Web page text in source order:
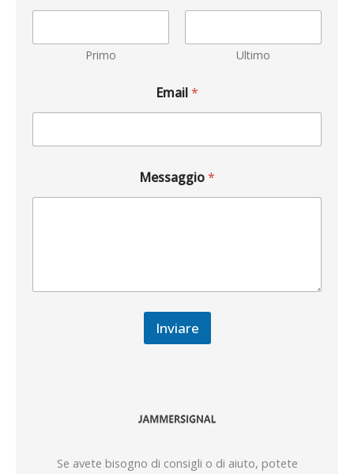
Primo Ultimo
Email*
Messaggio*
Inviare
Se avete bisogno di consigli o di aiuto, potete